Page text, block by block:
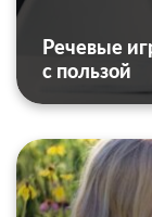
Речевые
с пользой